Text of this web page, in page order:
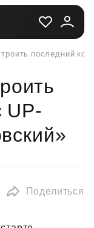
последний
UP-
Поделиться